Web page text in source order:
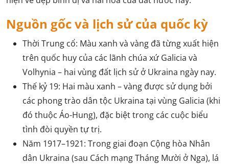
Nguồn gốc và lịch sử của quốc kỳ
Thời Trung cổ: Màu xanh và vàng đã từng xuất hiện
trên quốc huy của các lãnh chúa xứ Galicia và
Volhynia – hai vùng đất lịch sử ở Ukraina ngày nay.
Thế kỷ 19: Hai màu xanh – vàng được sử dụng bởi
các phong trào dân tộc Ukraina tại vùng Galicia (khi
đó thuộc Áo-Hung), đặc biệt trong các cuộc biểu
tình đòi quyền tự trị.
Năm 1917–1921: Trong giai đoạn Cộng hòa Nhân
dân Ukraina (sau Cách mạng Tháng Mười ở Nga), lá